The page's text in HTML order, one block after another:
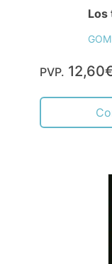
Los
PVP.